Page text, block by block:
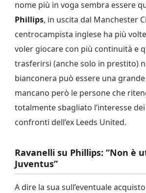
nome più in voga sembra essere
Phillips, in uscita dal Manchester
centrocampista inglese ha più
voler giocare con più continuità e
trasferirsi (anche solo in prestito)
bianconera può essere una
mancano però le persone che
totalmente sbagliato l’interesse
confronti dell’ex Leeds United.
Ravanelli su Phillips: “Non è
Juventus”
A dire la sua sull’eventuale